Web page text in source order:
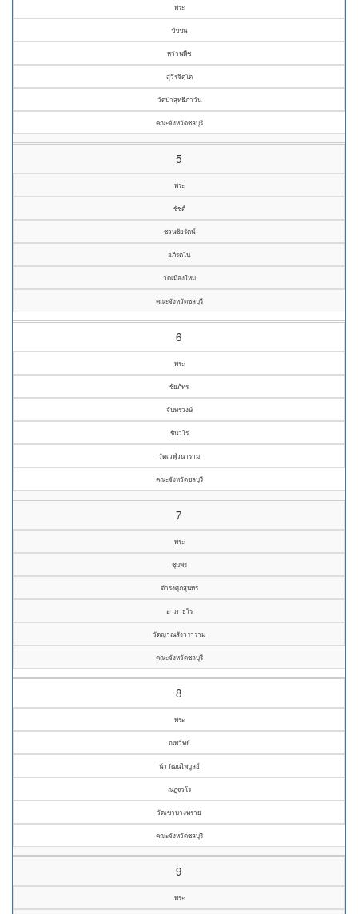
พระ
ชัชชน
หว่านพืช
สุวีรจิตฺโต
วัดป่าสุทธิภาวัน
คณะจังหวัดชลบุรี
5
พระ
ชัชต์
ชวนชัยรัตน์
อภิรตโน
วัดเมืองใหม่
คณะจังหวัดชลบุรี
6
พระ
ชัยภัทร
จันทรวงษ์
ชินวโร
วัดเวฬุวนาราม
คณะจังหวัดชลบุรี
7
พระ
ชุมพร
ดำรงศุภสุนทร
อาภาธโร
วัดญาณสังวราราม
คณะจังหวัดชลบุรี
8
พระ
ณพวิทย์
น้าวัฒนไพบูลย์
ณฏฺฐวโร
วัดเขาบางทราย
คณะจังหวัดชลบุรี
9
พระ